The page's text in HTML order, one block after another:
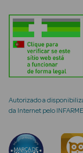
Rosto e
Ver Tudo
Rosto
Autorizado a
da Internet pelo